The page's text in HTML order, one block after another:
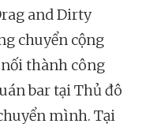
and Dirty
chuyển cộng
nối thành công
bar tại Thủ đô
mình. Tại